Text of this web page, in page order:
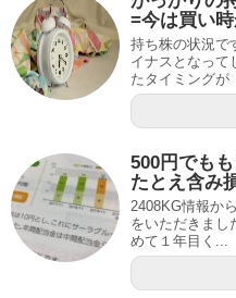
=今は買い時
持ち株の状況で
イナスとなって
たタイミングが
500円でも
たとえ含み
2408KG情報か
をいただきまし
めて１年目く...